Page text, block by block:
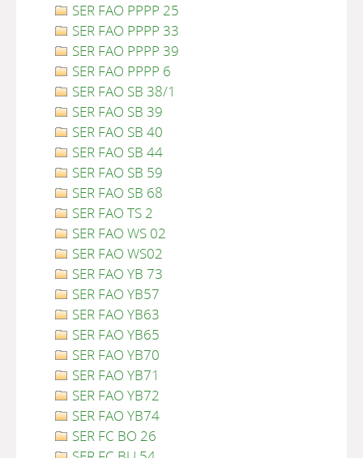
SER FAO PPPP 25
SER FAO PPPP 33
SER FAO PPPP 39
SER FAO PPPP 6
SER FAO SB 38/1
SER FAO SB 39
SER FAO SB 40
SER FAO SB 44
SER FAO SB 59
SER FAO SB 68
SER FAO TS 2
SER FAO WS 02
SER FAO WS02
SER FAO YB 73
SER FAO YB57
SER FAO YB63
SER FAO YB65
SER FAO YB70
SER FAO YB71
SER FAO YB72
SER FAO YB74
SER FC BO 26